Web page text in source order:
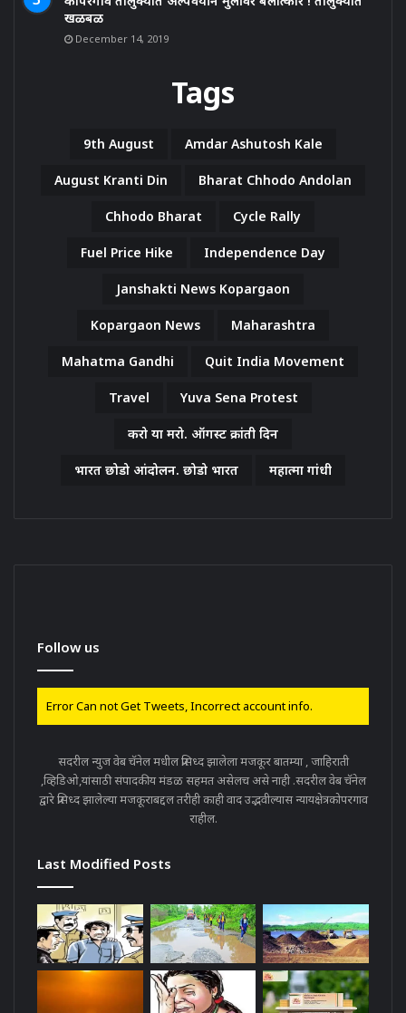
खळबळ
December 14, 2019
Tags
9th August Amdar Ashutosh Kale
August Kranti Din Bharat Chhodo Andolan
Chhodo Bharat Cycle Rally
Fuel Price Hike Independence Day
Janshakti News Kopargaon
Kopargaon News Maharashtra
Mahatma Gandhi Quit India Movement
Travel Yuva Sena Protest
करो या मरो. ऑगस्ट क्रांती दिन
भारत छोडो आंदोलन. छोडो भारत महात्मा गांधी
Follow us
Error Can not Get Tweets, Incorrect account info.
सदरील न्युज वेब चॅनेल मधील प्रसिध्द झालेला मजकूर बातम्या , जाहिराती
,व्हिडिओ,यांसाठी संपादकीय मंडळ सहमत असेलच असे नाही .सदरील वेब चॅनेल
द्वारे प्रसिध्द झालेल्या मजकूराबद्दल तरीही काही वाद उद्भवील्यास न्यायक्षेत्रकोपरगाव
राहील.
Last Modified Posts